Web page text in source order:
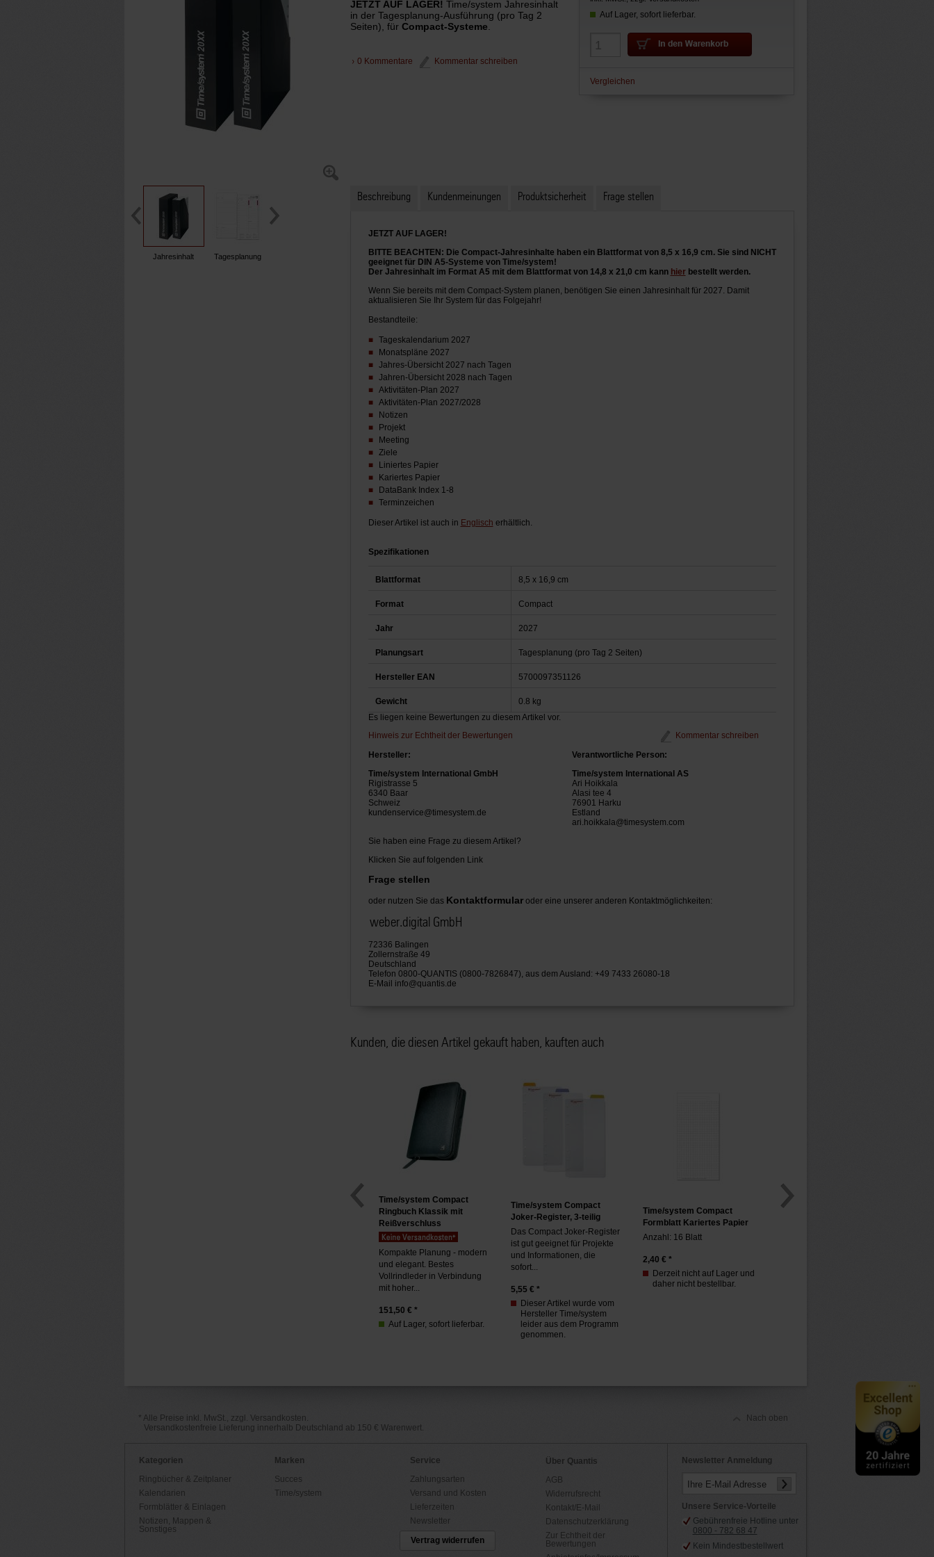
JETZT AUF LAGER! Time/system Jahresinhalt
in der Tagesplanung-Ausführung (pro Tag 2
Seiten), für Compact-Systeme
0 Kommentare Kommentar schreiben
Auf Lager, sofort lieferbar.
Vergleichen
Jahresinhalt Tagesplanung
Beschreibung Kundenmeinungen Produktsicherheit Frage stellen
JETZT AUF LAGER!
BITTE BEACHTEN: Die Compact-Jahresinhalte haben ein Blattformat von 8,5 x 16,9 cm. Sie sind NICHT
geeignet für DIN A5-Systeme von Time/system!
Der Jahresinhalt im Format A5 mit dem Blattformat von 14,8 x 21,0 cm kann hierbestellt werden.
Wenn Sie bereits mit dem Compact-System planen, benötigen Sie einen Jahresinhalt für 2027. Damit
aktualisieren Sie Ihr System für das Folgejahr!
Bestandteile:
Tageskalendarium 2027
Monatspläne 2027
Jahres-Übersicht 2027 nach Tagen
Jahren-Übersicht 2028 nach Tagen
Aktivitäten-Plan 2027
Aktivitäten-Plan 2027/2028
Notizen
Projekt
Meeting
Ziele
Liniertes Papier
Kariertes Papier
DataBank Index 1-8
Terminzeichen
Dieser Artikel ist auch in Englisch erhältlich.
Spezifikationen
Blattformat 8,5 x 16,9 cm
Format Compact
Jahr 2027
Planungsart Tagesplanung (pro Tag 2 Seiten)
Hersteller EAN 5700097351126
Gewicht 0.8 kg
Hinweis zur Echtheit der Bewertungen Kommentar schreiben
Es liegen keine Bewertungen zu diesem Artikel vor.
Hersteller:
Time/system International GmbH
Rigistrasse 5
6340 Baar
Schweiz
kundenservice@timesystem.de
Verantwortliche Person:
Time/system International AS
Ari Hoikkala
Alasi tee 4
76901 Harku
Estland
ari.hoikkala@timesystem.com
Sie haben eine Frage zu diesem Artikel?
Klicken Sie auf folgenden Link
Frage stellen
oder nutzen Sie das Kontaktformularoder eine unserer anderen Kontaktmöglichkeiten:
weber.digital GmbH
72336 Balingen
Zollernstraße 49
Deutschland
Telefon 0800-QUANTIS (0800-7826847), aus dem Ausland: +49 7433 26080-18
E-Mail info@quantis.de
Kunden, die diesen Artikel gekauft haben, kauften auch
Time/system Compact
Ringbuch Klassik mit
Reißverschluss
Kompakte Planung - modern
und elegant. Bestes
Vollrindleder in Verbindung
mit hoher...
151,50 € *
Auf Lager, sofort lieferbar.
Time/system Compact
Joker-Register, 3-teilig
Das Compact Joker-Register
ist gut geeignet für Projekte
und Informationen, die
sofort...
5,55 € *
Dieser Artikel wurde vom
Hersteller Time/system
leider aus dem Programm
genommen.
Time/system Compact
Formblatt Kariertes Papier
Anzahl: 16 Blatt
2,40 € *
Derzeit nicht auf Lager und
daher nicht bestellbar.
* Alle Preise inkl. MwSt., zzgl. Versandkosten.
Versandkostenfreie Lieferung innerhalb Deutschland ab 150 € Warenwert.
Nach oben
Kategorien
Ringbücher & Zeitplaner
Kalendarien
Formblätter & Einlagen
Notizen, Mappen &
Sonstiges
Marken
Succes
Time/system
Service
Zahlungsarten
Versand und Kosten
Lieferzeiten
Newsletter
Vertrag widerrufen
Über Quantis
AGB
Widerrufsrecht
Kontakt/E-Mail
Datenschutzerklärung
Zur Echtheit der
Bewertungen
Newsletter Anmeldung
Ihre E-Mail Adresse
Unsere Service-Vorteile
Gebührenfreie Hotline unter
0800 - 782 68 47
Kein Mindestbestellwert